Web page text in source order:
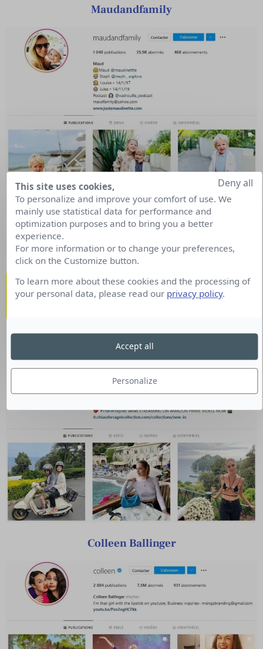
Maudandfamily
Analyses d’Insights & Intelligence Medias
En savoir plus
Top des mamans
étrangères
Chiara Ferragni
Colleen Ballinger
This site uses cookies,
To personalize and improve your comfort of use. We
mainly use statistical data for performance and
optimization purposes and to bring you a better
experience.
For more information or to change your preferences,
click on the Customize button.
To learn more about these cookies and the processing of
your personal data, please read our privacy policy.
Personalize
Deny all
Accept all